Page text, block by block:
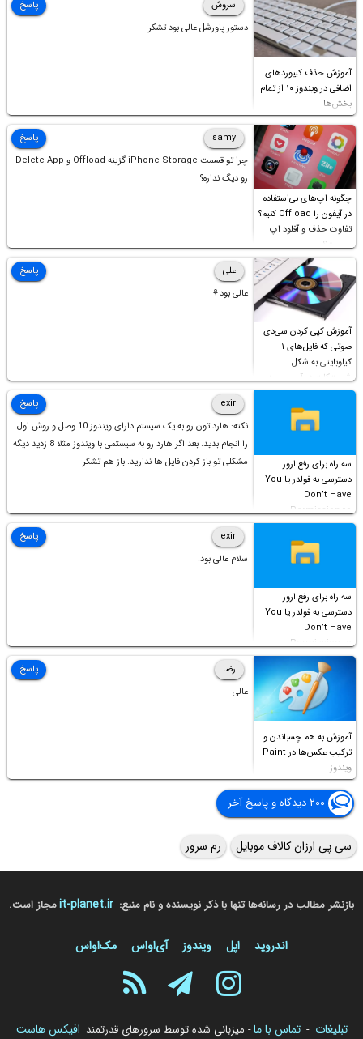
آموزش حذف کیبوردهای
اضافی در ویندوز ۱۰ از تمام
بخش‌ها
سروش
دستور پاورشل عالی بود تشکر
پاسخ
چگونه اپ‌های بی‌استفاده
در آیفون را Offload کنیم؟
تفاوت حذف و آفلود اپ
چیست؟
samy
چرا تو قسمت iPhone Storage گزینه Offload و Delete App
رو دیگ نداره؟
پاسخ
آموزش کپی کردن سی‌دی
صوتی که فایل‌های ۱
کیلوبایتی به شکل
شورت‌کات در آن موجود
است!
علی
عالی بود⚘
پاسخ
سه راه برای رفع ارور
دسترسی به فولدر یا You
Don’t Have
Permission to
Access this folder
exir
نکته: هارد تون رو به یک سیستم دارای ویندوز 10 وصل و روش اول
را انجام بدید. بعد اگر هارد رو به سیستمی با ویندوز مثلا 8 زدید دیگه
مشکلی تو باز کردن فایل ها ندارید. باز هم تشکر
پاسخ
سه راه برای رفع ارور
دسترسی به فولدر یا You
Don’t Have
Permission to
Access this folder
exir
سلام عالی بود.
پاسخ
آموزش به هم چسباندن و
ترکیب عکس‌ها در Paint
ویندوز
رضا
عالی
پاسخ
۲۰۰ دیدگاه و پاسخ آخر
سی پی ارزان کالاف موبایل رم سرور
بازنشر مطالب در رسانه‌ها تنها با ذکر نویسنده و نام منبع: it-planet.irمجاز است.
اندروید اپل ویندوز آی‌او‌اس مک‌او‌اس
تبلیغات - تماس با ما- میزبانی شده توسط سرورهای قدرتمند افیکس هاست